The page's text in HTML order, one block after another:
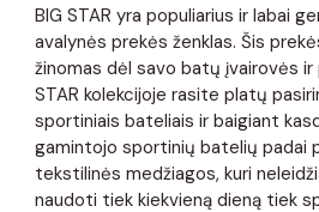
BIG STAR yra populiarius ir labai
avalynės prekės ženklas. Šis
žinomas dėl savo batų įvairovės ir
STAR kolekcijoje rasite platų
sportiniais bateliais ir baigiant
gamintojo sportinių batelių padai
tekstilinės medžiagos, kuri
naudoti tiek kiekvieną dieną tiek